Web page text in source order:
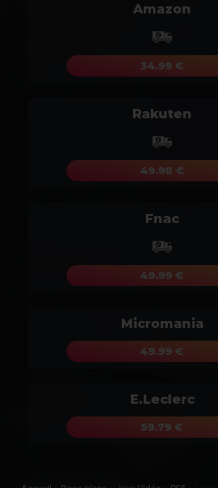
Amazon
34.99 €
Rakuten
49.98 €
Fnac
49.99 €
Micromania
49.99 €
E.Leclerc
59.79 €